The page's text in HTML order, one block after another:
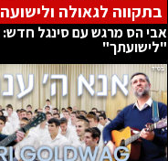
בתקווה לגאולה ולישועה
אבי הס מרגש עם סינגל חדש:
"לישועתך"